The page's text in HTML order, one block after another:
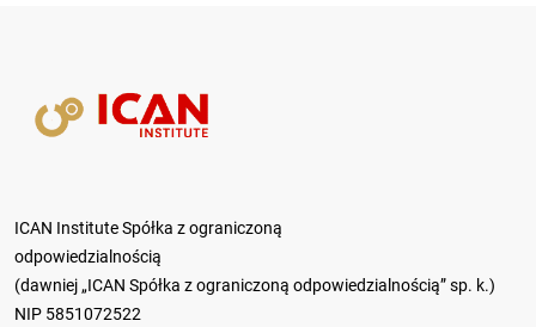
ICAN Institute Spółka z ograniczoną
odpowiedzialnością
(dawniej „ICAN Spółka z ograniczoną odpowiedzialnością” sp. k.)
NIP 5851072522